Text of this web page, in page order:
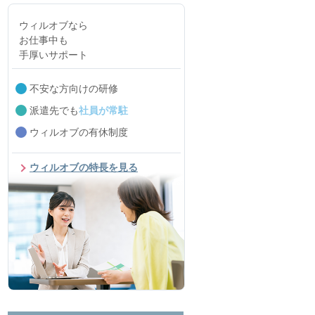
ウィルオブなら
お仕事中も
手厚いサポート
不安な方向けの研修
派遣先でも社員が常駐
ウィルオブの有休制度
ウィルオブの特長を見る